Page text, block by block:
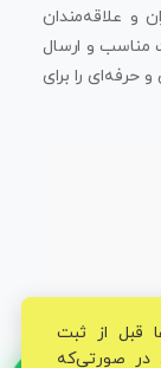
و علاقه‌مندان
مناسب و ارسال
حرفه‌ای را برای
قبل از ثبت
در صورتی‌که